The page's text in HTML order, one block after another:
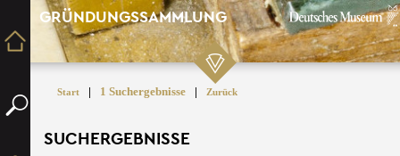
GRÜNDUNGSSAMMLUNG
Start | 1 Suchergebnisse | Zurück
SUCHERGEBNISSE